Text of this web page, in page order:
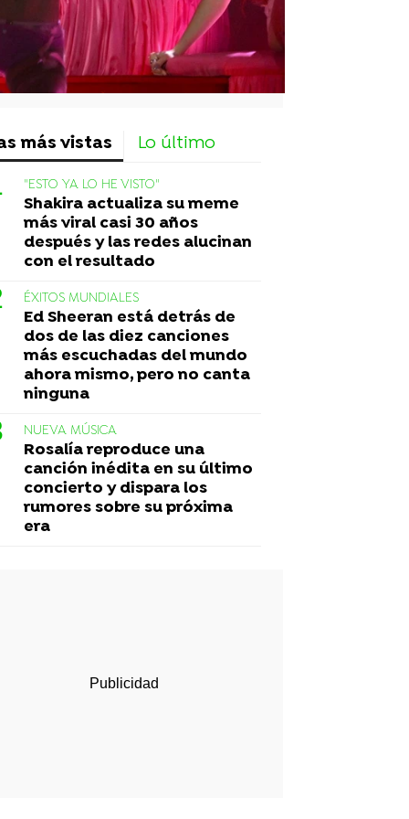
más vistas Lo último
"ESTO YA LO HE VISTO"
Shakira actualiza su meme
más viral casi 30 años
después y las redes alucinan
con el resultado
ÉXITOS MUNDIALES
Ed Sheeran está detrás de
dos de las diez canciones
más escuchadas del mundo
ahora mismo, pero no canta
ninguna
NUEVA MÚSICA
Rosalía reproduce una
canción inédita en su último
concierto y dispara los
rumores sobre su próxima
era